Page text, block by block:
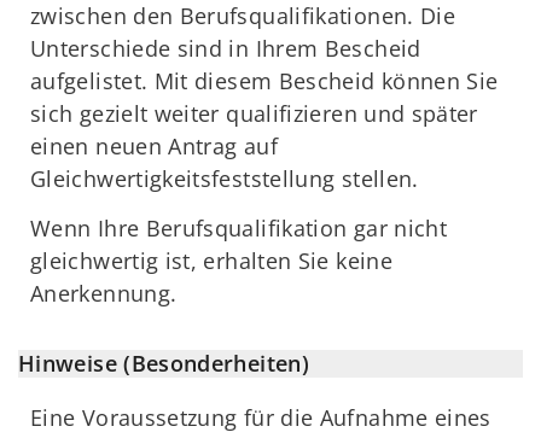
zwischen den Berufsqualifikationen. Die
Unterschiede sind in Ihrem Bescheid
aufgelistet. Mit diesem Bescheid können Sie
sich gezielt weiter qualifizieren und später
einen neuen Antrag auf
Gleichwertigkeitsfeststellung stellen.
Wenn Ihre Berufsqualifikation gar nicht
gleichwertig ist, erhalten Sie keine
Anerkennung.
Hinweise (Besonderheiten)
Eine Voraussetzung für die Aufnahme eines